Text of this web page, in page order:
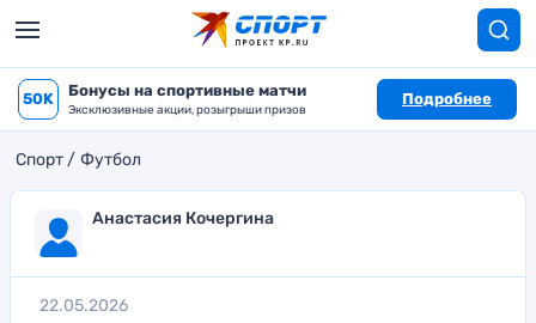
50K Бонусы на спортивные матчи
Эксклюзивные акции, розыгрыши призов
Подробнее
Спорт Футбол
Анастасия Кочергина
22.05.2026